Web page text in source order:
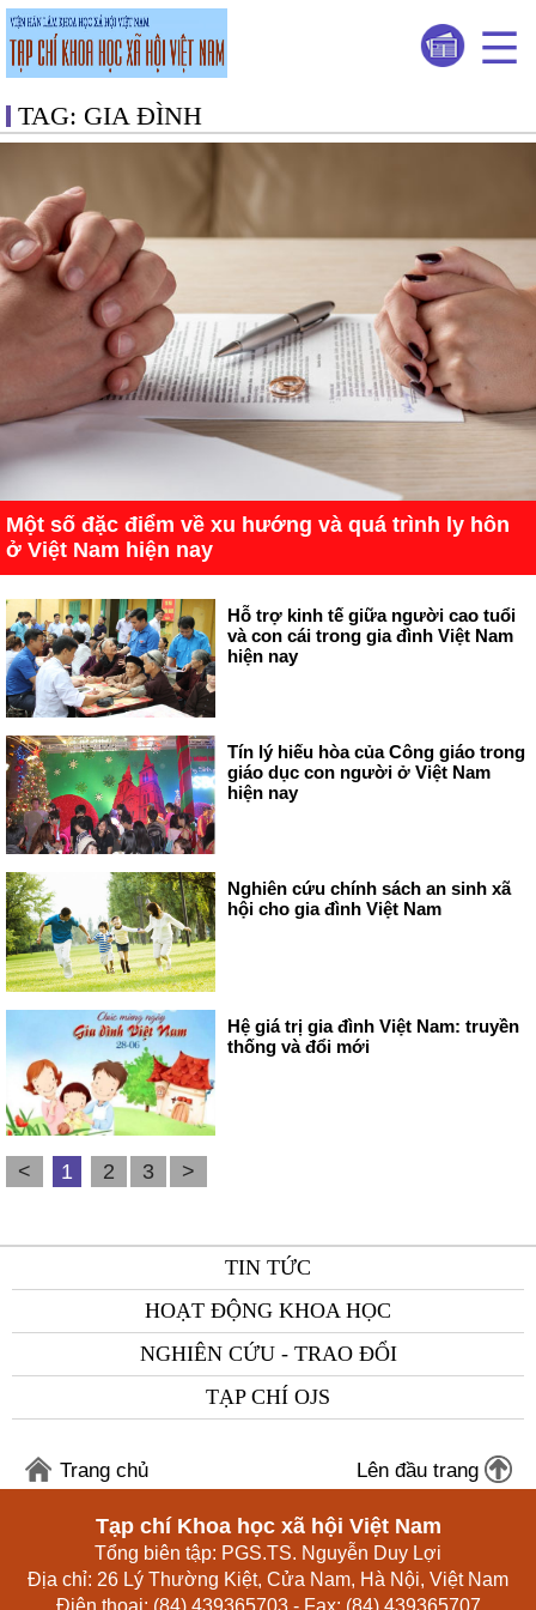
TAG: GIA ĐÌNH
Một số đặc điểm về xu hướng và quá trình ly hôn
ở Việt Nam hiện nay
Hỗ trợ kinh tế giữa người cao tuổi
và con cái trong gia đình Việt Nam
hiện nay
Tín lý hiếu hòa của Công giáo trong
giáo dục con người ở Việt Nam
hiện nay
Nghiên cứu chính sách an sinh xã
hội cho gia đình Việt Nam
Hệ giá trị gia đình Việt Nam: truyền
thống và đổi mới
< 1 2 3 >
TIN TỨC
HOẠT ĐỘNG KHOA HỌC
NGHIÊN CỨU - TRAO ĐỔI
TẠP CHÍ OJS
Trang chủ Lên đầu trang
Tạp chí Khoa học xã hội Việt Nam
Tổng biên tập: PGS.TS. Nguyễn Duy Lợi
Địa chỉ: 26 Lý Thường Kiệt, Cửa Nam, Hà Nội, Việt Nam
Điện thoại: (84) 439365703 - Fax: (84) 439365707